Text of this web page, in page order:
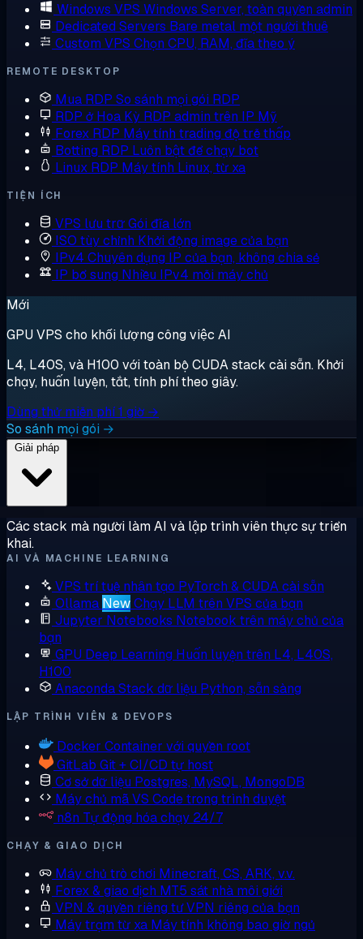
Windows VPS Windows Server, toàn quyền admin
Dedicated Servers Bare metal một người thuê
Custom VPS Chọn CPU, RAM, đĩa theo ý
REMOTE DESKTOP
Mua RDP So sánh mọi gói RDP
RDP ở Hoa Kỳ RDP admin trên IP Mỹ
Forex RDP Máy tính trading độ trễ thấp
Botting RDP Luôn bật để chạy bot
Linux RDP Máy tính Linux, từ xa
TIỆN ÍCH
VPS lưu trữGói đĩa lớn
ISO tùy chỉnh Khởi động image của bạn
IPv4 Chuyên dụng IP của bạn, không chia sẻ
IP bổ sung Nhiều IPv4 mỗi máy chủ
Mới
GPU VPS cho khối lượng công việc AI
L4, L40S, và H100 với toàn bộ CUDA stack cài sẵn. Khởi
chạy, huấn luyện, tắt, tính phí theo giây.
Dùng thử miễn phí 1 giờ →
So sánh mọi gói →
Các stack mà người làm AI và lập trình viên thực sự triển
khai.
AI VÀ MACHINE LEARNING
VPS trí tuệ nhân tạo PyTorch & CUDA cài sẵn
Ollama NewChạy LLM trên VPS của bạn
Jupyter Notebooks Notebook trên máy chủ của
bạn
GPU Deep Learning Huấn luyện trên L4, L40S,
H100
AnacondaStack dữ liệu Python, sẵn sàng
LẬP TRÌNH VIÊN & DEVOPS
Docker Container với quyền root
GitLab Git + CI/CD tự host
Cơ sở dữ liệu Postgres, MySQL, MongoDB
Máy chủ mãVS Code trong trình duyệt
n8n Tự động hóa chạy 24/7
CHẠY & GIAO DỊCH
Máy chủ trò chơi Minecraft, CS, ARK, v.v.
Forex & giao dịch MT5 sát nhà môi giới
VPN & quyền riêng tưVPN riêng của bạn
Máy trạm từ xa Máy tính không bao giờ ngủ